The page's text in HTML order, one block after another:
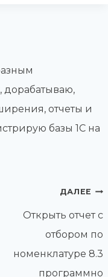
дорабатываю,
отчеты и
базы 1С на
ДАЛЕЕ
Открыть отчет с
отбором по
номенклатуре 8.3
программно